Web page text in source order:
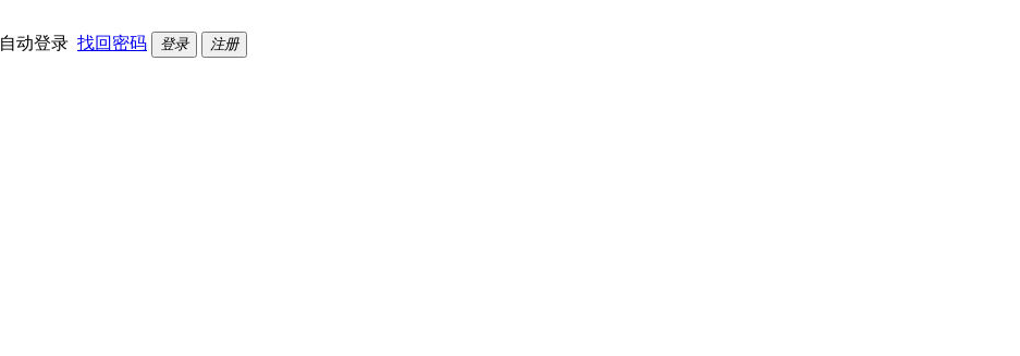
自动登录 找回密码 登录 注册